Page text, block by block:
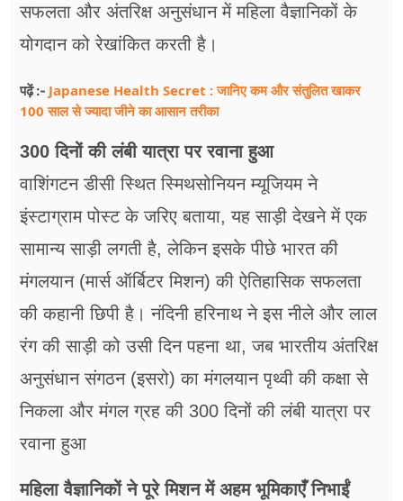
सफलता और अंतरिक्ष अनुसंधान में महिला वैज्ञानिकों के
योगदान को रेखांकित करती है।
पढ़ें :- Japanese Health Secret : जानिए कम और संतुलित खाकर
100 साल से ज्यादा जीने का आसान तरीका
300 दिनों की लंबी यात्रा पर रवाना हुआ
वाशिंगटन डीसी स्थित स्मिथसोनियन म्यूजियम ने
इंस्टाग्राम पोस्ट के जरिए बताया, यह साड़ी देखने में एक
सामान्य साड़ी लगती है, लेकिन इसके पीछे भारत की
मंगलयान (मार्स ऑर्बिटर मिशन) की ऐतिहासिक सफलता
की कहानी छिपी है। नंदिनी हरिनाथ ने इस नीले और लाल
रंग की साड़ी को उसी दिन पहना था, जब भारतीय अंतरिक्ष
अनुसंधान संगठन (इसरो) का मंगलयान पृथ्वी की कक्षा से
निकला और मंगल ग्रह की 300 दिनों की लंबी यात्रा पर
रवाना हुआ
महिला वैज्ञानिकों ने पूरे मिशन में अहम भूमिकाएँ निभाईं